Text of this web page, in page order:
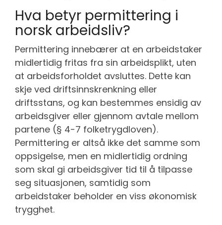
Hva betyr permittering i
norsk arbeidsliv?
Permittering innebærer at en arbeidstaker
midlertidig fritas fra sin arbeidsplikt, uten
at arbeidsforholdet avsluttes. Dette kan
skje ved driftsinnskrenkning eller
driftsstans, og kan bestemmes ensidig av
arbeidsgiver eller gjennom avtale mellom
partene (§ 4-7 folketrygdloven).
Permittering er altså ikke det samme som
oppsigelse, men en midlertidig ordning
som skal gi arbeidsgiver tid til å tilpasse
seg situasjonen, samtidig som
arbeidstaker beholder en viss økonomisk
trygghet.